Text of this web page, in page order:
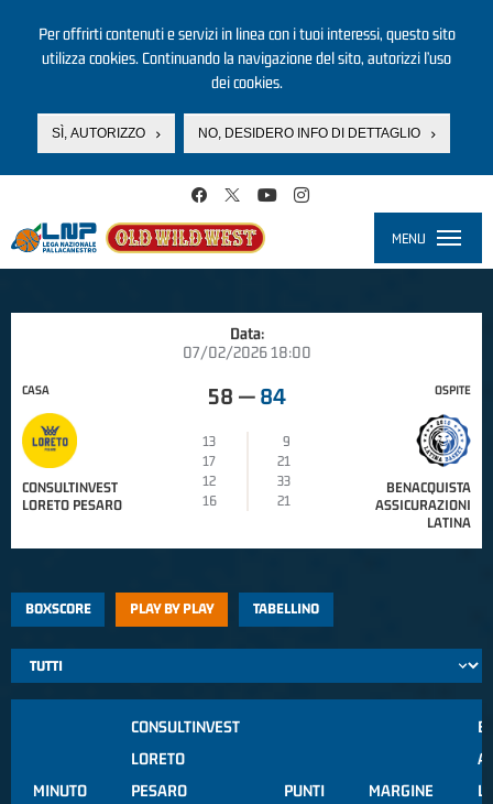
Per offrirti contenuti e servizi in linea con i tuoi interessi, questo sito
utilizza cookies. Continuando la navigazione del sito, autorizzi l’uso
dei cookies.
SÌ, AUTORIZZO NO, DESIDERO INFO DI DETTAGLIO
MENU
Data:
07/02/2026 18:00
CASA
CONSULTINVEST
LORETO PESARO
58 — 84
13
9
17
21
12
33
16
21
OSPITE
BENACQUISTA
ASSICURAZIONI
LATINA
BOXSCORE PLAY BY PLAY TABELLINO
MINUTO
CONSULTINVEST
LORETO
PESARO
PUNTI MARGINE